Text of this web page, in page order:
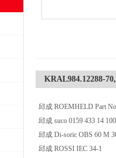
KRAL984.12288-
邱成 ROEMHELD Part
邱成 suco 0159 433 14
邱成 Di-soric OBS 60 M
邱成 ROSSI IEC 34-1